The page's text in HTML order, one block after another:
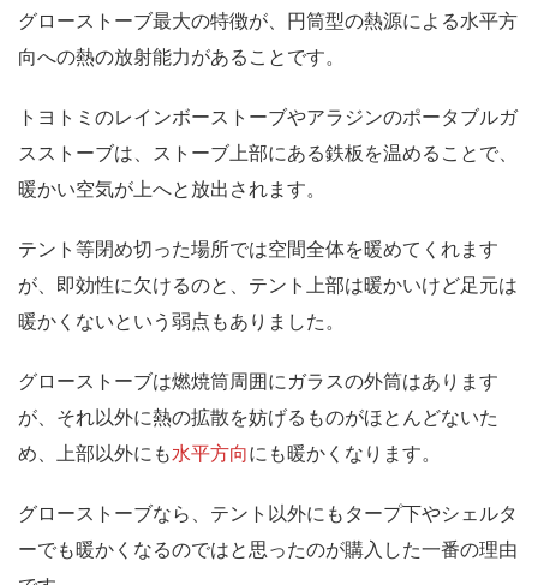
グローストーブ最大の特徴が、 円筒型の熱源による水平方
向への熱の放射能力があること です。
トヨトミのレインボーストーブやアラジンのポータブルガ
スストーブは、ストーブ上部にある鉄板を温めることで、
暖かい空気が上へと放出されます。
テント等閉め切った場所では空間全体を暖めてくれます
が、即効性に欠けるのと、 テント上部は暖かいけど足元は
暖かくないという弱点もありました。
グローストーブは燃焼筒周囲にガラスの外筒はあります
が、それ以外に熱の拡散を妨げるものがほとんどないた
め、 上部以外にも水平方向にも暖かくなります。
グローストーブなら、テント以外にもタープ下やシェルタ
ーでも暖かくなるのではと思ったのが購入した一番の理由